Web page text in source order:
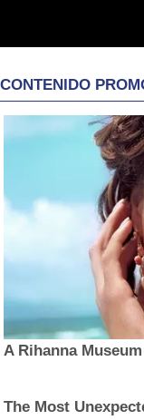
CONTENIDO
A Rihanna
The Most